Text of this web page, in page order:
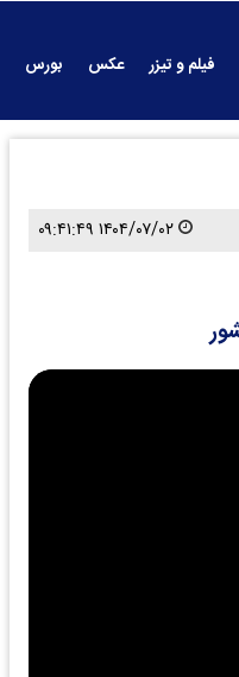
فیلم و تیزر عکس بورس
۱۴۰۴/۰۷/۰۲ ۰۹:۴۱:۴۹